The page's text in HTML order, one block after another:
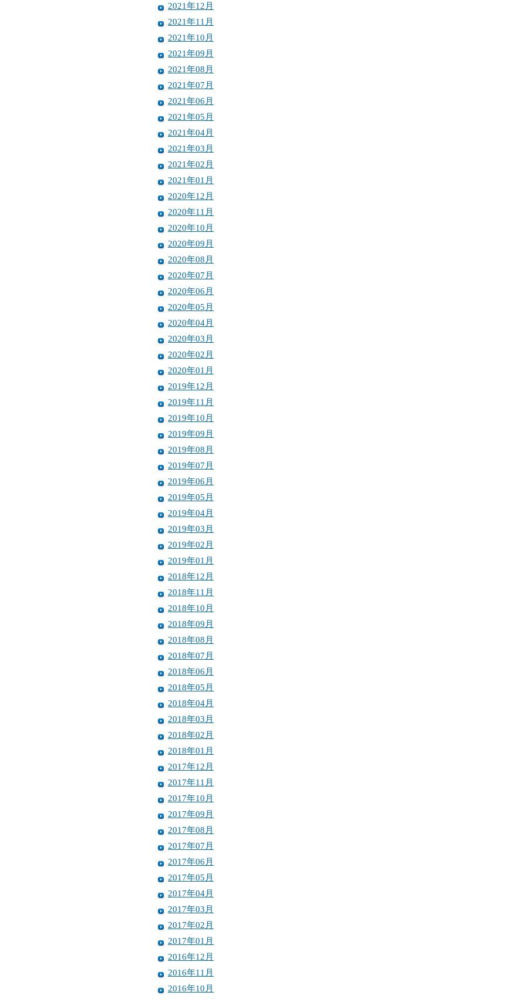
2021年12月
2021年11月
2021年10月
2021年09月
2021年08月
2021年07月
2021年06月
2021年05月
2021年04月
2021年03月
2021年02月
2021年01月
2020年12月
2020年11月
2020年10月
2020年09月
2020年08月
2020年07月
2020年06月
2020年05月
2020年04月
2020年03月
2020年02月
2020年01月
2019年12月
2019年11月
2019年10月
2019年09月
2019年08月
2019年07月
2019年06月
2019年05月
2019年04月
2019年03月
2019年02月
2019年01月
2018年12月
2018年11月
2018年10月
2018年09月
2018年08月
2018年07月
2018年06月
2018年05月
2018年04月
2018年03月
2018年02月
2018年01月
2017年12月
2017年11月
2017年10月
2017年09月
2017年08月
2017年07月
2017年06月
2017年05月
2017年04月
2017年03月
2017年02月
2017年01月
2016年12月
2016年11月
2016年10月